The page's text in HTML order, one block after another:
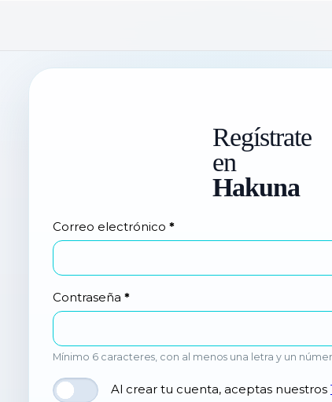
Regístrate
en
Hakuna
Correo electrónico *
Contraseña *
Mínimo 6 caracteres, con al menos una letra y un
Al crear tu cuenta, aceptas nuestros